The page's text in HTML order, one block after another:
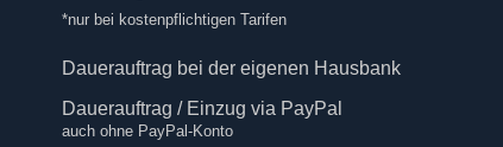
*nur bei kostenpflichtigen Tarifen
Dauerauftrag bei der eigenen Hausbank
Dauerauftrag / Einzug via PayPal
auch ohne PayPal-Konto